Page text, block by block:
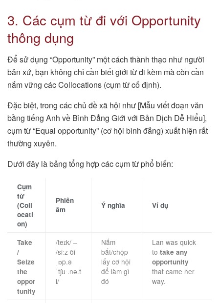
3. Các cụm từ đi với Opportunity
thông dụng
Để sử dụng “Opportunity” một cách thành thạo như người
bản xứ, bạn không chỉ cần biết giới từ đi kèm mà còn cần
nắm vững các Collocations (cụm từ cố định).
Đặc biệt, trong các chủ đề xã hội như [Mẫu viết đoạn văn
bằng tiếng Anh về Bình Đẳng Giới với Bản Dịch Dễ Hiểu],
cụm từ “Equal opportunity” (cơ hội bình đẳng) xuất hiện rất
thường xuyên.
Dưới đây là bảng tổng hợp các cụm từ phổ biến:
Cụm
từ
(Coll
ocati
on)
Phiên
âm
Ý nghĩa Ví dụ
Take
/
Seize
the
oppor
tunity
/teɪk/ –
/siːz ði
ˌɒp.ə
ˈtʃuː.nə.t
i/
Nắm
bắt/chộp
lấy cơ hội
để làm gì
đó
Lan was quick
to take any
opportunity
that came her
way.